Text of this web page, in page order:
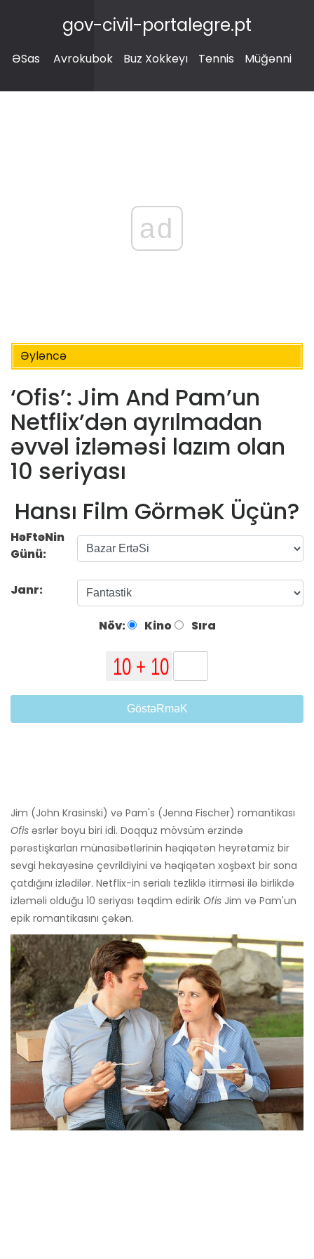
gov-civil-portalegre.pt
ƏSas Avrokubok Buz Xokkeyı Tennis Müğənni
ad
Əyləncə
‘Ofis’: Jim And Pam’un
Netflix’dən ayrılmadan
əvvəl izləməsi lazım olan
10 seriyası
Hansı Film GörməK Üçün?
HəFtəNin
Günü:
Janr:
Növ: Kino Sıra
GöstəRməK
Jim (John Krasinski) və Pam's (Jenna Fischer) romantikası
Ofis əsrlər boyu biri idi. Doqquz mövsüm ərzində
pərəstişkarları münasibətlərinin həqiqətən heyrətamiz bir
sevgi hekayəsinə çevrildiyini və həqiqətən xoşbəxt bir sona
çatdığını izlədilər. Netflix-in serialı tezliklə itirməsi ilə birlikdə
izləməli olduğu 10 seriyası təqdim edirik Ofis Jim və Pam'un
epik romantikasını çəkən.